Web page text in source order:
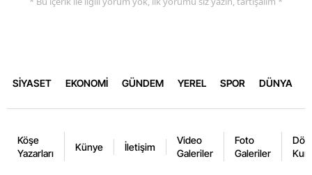
SİYASET EKONOMİ GÜNDEM YEREL SPOR DÜNYA
Köşe
Yazarları
Künye İletişim
Video
Galeriler
Foto
Galeriler